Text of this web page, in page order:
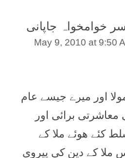
خوامخواہ جاپانی
May 9, 2010 at 9:50
اور میرے جیسے عام
برائی اور
کئے ھوئے ملا کے
ملا کے دین کی پیروی